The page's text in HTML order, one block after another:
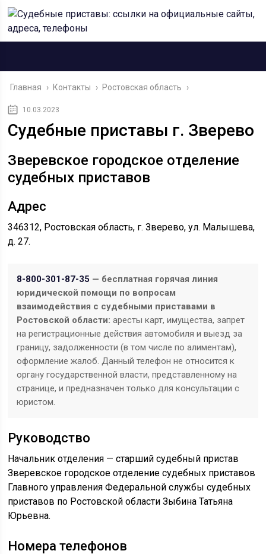
Главная › Контакты › Ростовская область ›
10.03.2023
Судебные приставы г. Зверево
Зверевское городское отделение
судебных приставов
Адрес
346312, Ростовская область, г. Зверево, ул. Малышева,
д. 27.
8-800-301-87-35 — бесплатная горячая линия
юридической помощи по вопросам
взаимодействия с судебными приставами в
Ростовской области: аресты карт, имущества, запрет
на регистрационные действия автомобиля и выезд за
границу, задолженности (в том числе по алиментам),
оформление жалоб. Данный телефон не относится к
органу государственной власти, представленному на
странице, и предназначен только для консультации с
юристом.
Руководство
Начальник отделения — старший судебный пристав
Зверевское городское отделение судебных приставов
Главного управления Федеральной службы судебных
приставов по Ростовской области Зыбина Татьяна
Юрьевна.
Номера телефонов